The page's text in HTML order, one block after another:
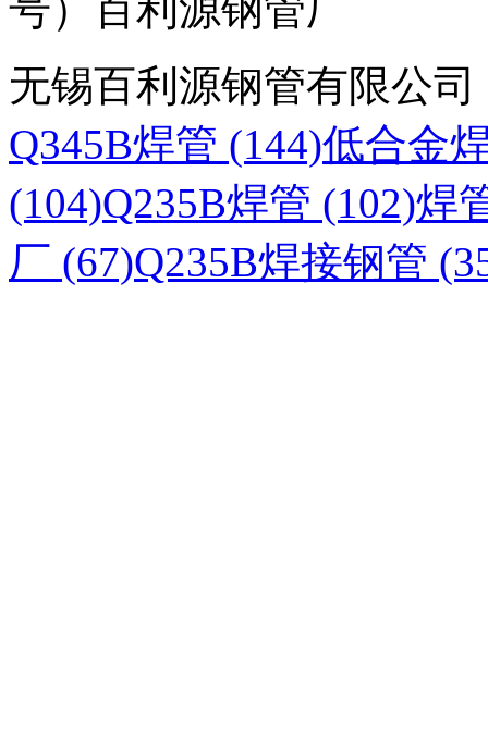
无锡百利源钢管有限公
Q345B焊管 (144)低合金
(104)Q235B焊管 (102)焊
厂 (67)Q235B焊接钢管